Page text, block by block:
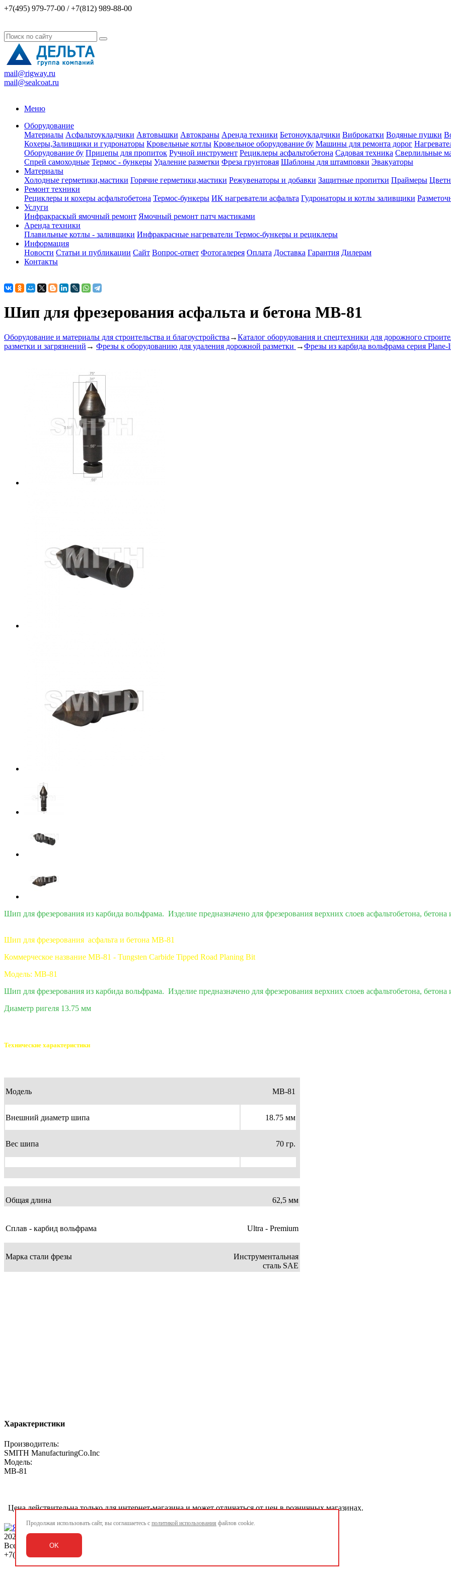
+7(495) 979-77-00 / +7(812) 989-88-00
mail@rigway.ru
mail@sealcoat.ru
Меню
Оборудование
Материалы Асфальтоукладчики Автовышки Автокраны Аренда техники Бетоноукладчики Виброкатки Водяные пушки
Кохеры,Заливщики и гудронаторы Кровельные котлы Кровельное оборудование бу Машины для ремонта дорог
Оборудование бу Прицепы для пропиток Ручной инструмент Рециклеры асфальтобетона Садовая техника Сверлильные
Спрей самоходные Термос - бункеры Удаление разметки Фреза грунтовая Шаблоны для штамповки Эвакуаторы
Материалы
Холодные герметики,мастики Горячие герметики,мастики Режувенаторы и добавки Защитные пропитки Праймеры
Ремонт техники
Рециклеры и кохеры асфальтобетона Термос-бункеры ИК нагреватели асфальта Гудронаторы и котлы заливщики
Услуги
Инфракраскый ямочный ремонт Ямочный ремонт патч мастиками
Аренда техники
Плавильные котлы - заливщики Инфракрасные нагреватели Термос-бункеры и рециклеры
Информация
Новости Статьи и публикации Сайт Вопрос-ответ Фотогалерея Оплата Доставка Гарантия Дилерам
Контакты
Шип для фрезерования асфальта и бетона MB-81
Оборудование и материалы для строительства и благоустройства →Каталог оборудования и спецтехники для дорожного
разметки и загрязнений → Фрезы к оборудованию для удаления дорожной разметки →Фрезы из карбида вольфрама серия Plane-
Шип для фрезерования из карбида вольфрама. Изделие предназначено для фрезерования верхних слоев асфальтобетона, бетона
Шип для фрезерования асфальта и бетона MB-81
Коммерческое название MB-81 - Tungsten Carbide Tipped Road Planing Bit
Модель: MB-81
Шип для фрезерования из карбида вольфрама. Изделие предназначено для фрезерования верхних слоев асфальтобетона, бетона
Диаметр ригеля 13.75 мм
Технические характеристики
Модель MB-81
Внешний диаметр шипа 18.75 мм
Вес шипа 70 гр.
Общая длина 62,5 мм
Сплав - карбид вольфрама Ultra - Premium
Марка стали фрезы
Инструментальная
сталь SAE
Характеристики
Производитель:
SMITH ManufacturingCo.Inc
Модель:
MB-81
Цена действительна только для интернет-магазина и может отличаться от цен в розничных магазинах.
2026 © www.rigway.ru
Все права защищены
+7(495) 979-77-00 / +7(812) 989-88-00
Продолжая использовать сайт, вы соглашаетесь с политикой использования файлов cookie.
OK